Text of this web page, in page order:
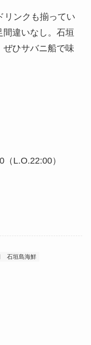
リンクも揃ってい
間違いなし。石垣
ひサバニ船で味
L.O.22:00）
石垣島海鮮